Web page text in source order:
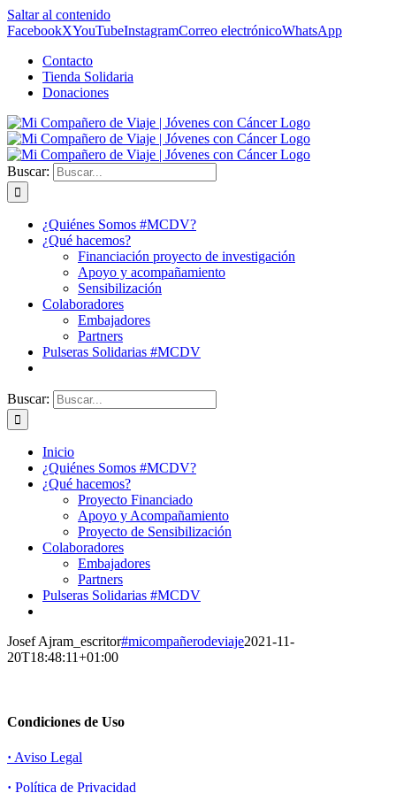
Saltar al contenido
FacebookXYouTubeInstagramCorreo electrónicoWhatsApp
Contacto
Tienda Solidaria
Donaciones
Buscar:
¿Quiénes Somos #MCDV?
¿Qué hacemos?
Financiación proyecto de investigación
Apoyo y acompañamiento
Sensibilización
Colaboradores
Embajadores
Partners
Pulseras Solidarias #MCDV
Buscar:
Inicio
¿Quiénes Somos #MCDV?
¿Qué hacemos?
Proyecto Financiado
Apoyo y Acompañamiento
Proyecto de Sensibilización
Colaboradores
Embajadores
Partners
Pulseras Solidarias #MCDV
Josef Ajram_escritor#micompañerodeviaje2021-11-
20T18:48:11+01:00
Condiciones de Uso
· Aviso Legal
· Política de Privacidad